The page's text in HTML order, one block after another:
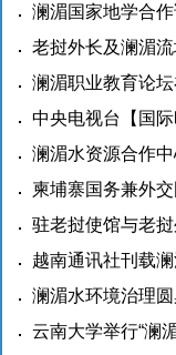
功举行(2018-04-
澜湄国家地学合
地学合作(2018-
老挝外长及澜湄
启动二周年(2018-
澜湄职业教育论
中央电视台【国
合作成果丰硕
澜湄水资源合作
柬埔寨国务兼外
(2018-03-27)
驻老挝使馆与老
(2018-03-27)
越南通讯社刊载
桥》(2018-03-26)
澜湄水环境治理
动活动在昆明举行
云南大学举行“澜